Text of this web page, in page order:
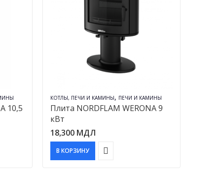
10,5
КОТЛЫ, ПЕЧИ И КАМИНЫ, ПЕЧИ И КАМИНЫ
Плита NORDFLAM WERONA 9
кВт
18,300 МДЛ
В КОРЗИНУ